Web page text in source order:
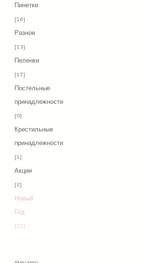
Пинетки
[16]
Разное
[13]
Пеленки
[17]
Постельные
принадлежности
[0]
Крестильные
принадлежности
[1]
Акции
[2]
Новый
Год
[21]